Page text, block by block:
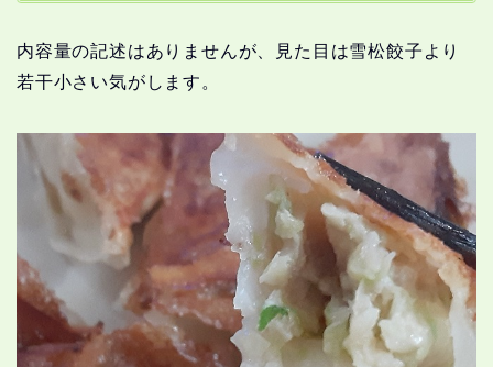
内容量の記述はありませんが、見た目は雪松餃子より
若干小さい気がします。